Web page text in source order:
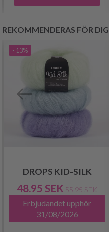
REKOMMENDERAS FÖR DIG
- 13%
DROPS KID-SILK
48.95 SEK 55.95 SEK
Erbjudandet upphör
31/08/2026